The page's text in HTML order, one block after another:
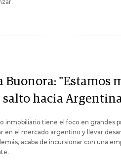
Buonora: "Estamos
salto hacia
inmobiliario tiene el foco en grandes
en el mercado argentino y llevar
acaba de incursionar con una